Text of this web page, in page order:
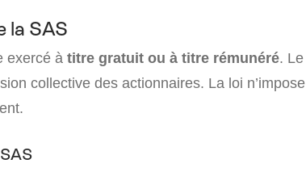
la SAS
exercé à titre gratuit ou à titre rémunéré. Le
collective des actionnaires. La loi n’impose